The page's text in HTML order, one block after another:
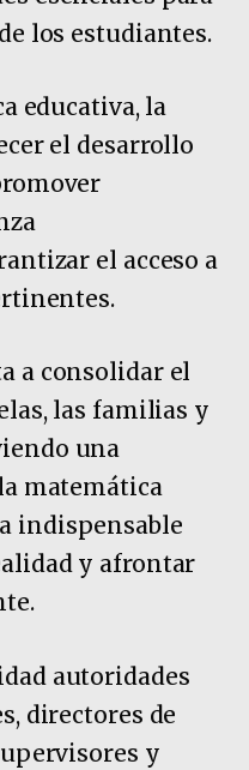
los estudiantes.
educativa, la
el desarrollo
el acceso a
a consolidar el
las familias y
una
matemática
indispensable
y afrontar
autoridades
directores de
y